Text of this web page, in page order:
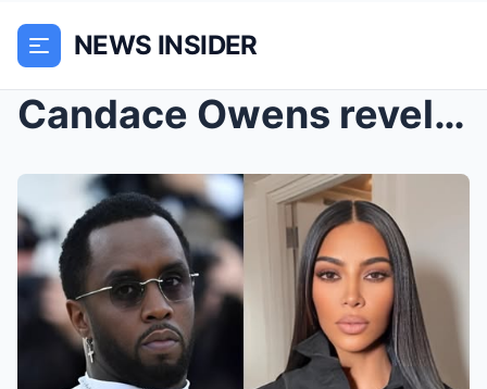
NEWS INSIDER
Candace Owens revela una noticia impactante: Diddy...